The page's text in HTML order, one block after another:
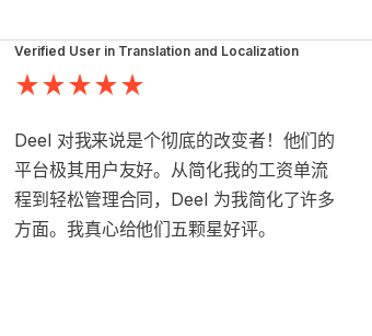
Verified User in Translation and Localization
Deel 对我来说是个彻底的改变者！他们的
平台极其用户友好。从简化我的工资单流
程到轻松管理合同，Deel 为我简化了许多
方面。我真心给他们五颗星好评。